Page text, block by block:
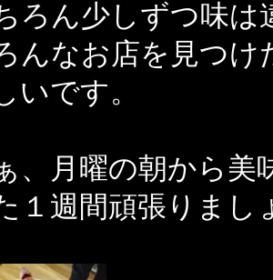
ろん少しずつ味は
んなお店を見つけ
いです。
、月曜の朝から美
１週間頑張りまし